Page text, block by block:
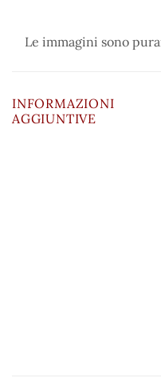
Le immagini sono
INFORMAZIONI
AGGIUNTIVE